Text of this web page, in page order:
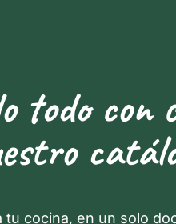
todo con
cocina, en un solo